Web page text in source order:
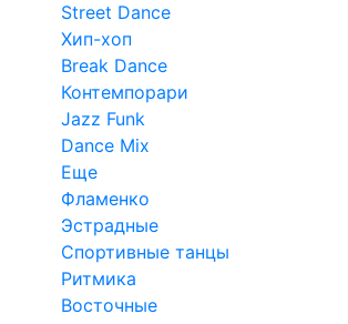
Street Dance
Хип-хоп
Break Dance
Контемпорари
Jazz Funk
Dance Mix
Еще
Фламенко
Эстрадные
Спортивные танцы
Ритмика
Восточные